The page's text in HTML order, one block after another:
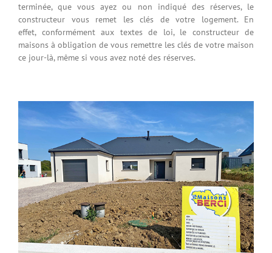
terminée, que vous ayez ou non indiqué des réserves, le
constructeur vous remet les clés de votre logement. En
effet, conformément aux textes de loi, le constructeur de
maisons à obligation de vous remettre les clés de votre maison
ce jour-là, même si vous avez noté des réserves.